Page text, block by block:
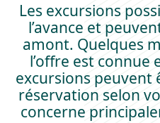
Les excursions
l’avance et
amont. Quelques
l’offre est connue
excursions peuvent
réservation selon
concerne